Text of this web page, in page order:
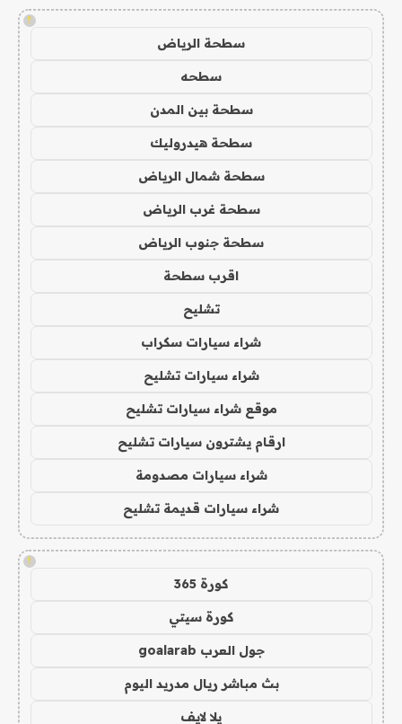
!
سطحة الرياض
سطحه
سطحة بين المدن
سطحة هيدروليك
سطحة شمال الرياض
سطحة غرب الرياض
سطحة جنوب الرياض
اقرب سطحة
تشليح
شراء سيارات سكراب
شراء سيارات تشليح
موقع شراء سيارات تشليح
ارقام يشترون سيارات تشليح
شراء سيارات مصدومة
شراء سيارات قديمة تشليح
!
كورة 365
كورة سيتي
جول العرب goalarab
بث مباشر ريال مدريد اليوم
يلا لايف